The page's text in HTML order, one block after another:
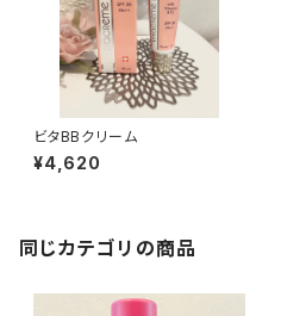
ビタBBクリーム
¥4,620
同じカテゴリの商品